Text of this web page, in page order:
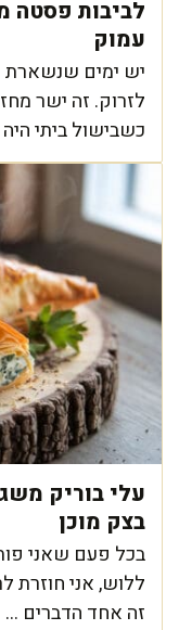
עמוק
יש ימים שנשארת
לזרוק. זה ישר
כשבישול ביתי היה
בצק מוכן
בכל פעם שאני
ללוש, אני חוזרת
זה אחד הדברים ...